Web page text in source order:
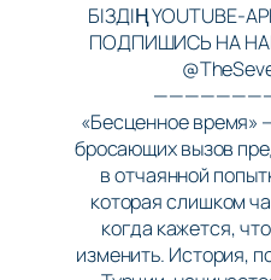
БІЗДІҢ
ПОДПИШИСЬ НА
«Бесценное время»
бросающих вызов
в отчаянной
которая слишком
когда кажется,
изменить. История,